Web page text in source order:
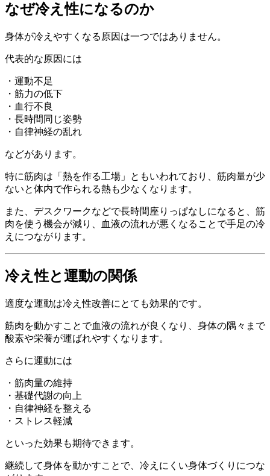
なぜ冷え性になるのか
身体が冷えやすくなる原因は一つではありません。
代表的な原因には
・運動不足
・筋力の低下
・血行不良
・長時間同じ姿勢
・自律神経の乱れ
などがあります。
特に筋肉は「熱を作る工場」ともいわれており、筋肉量が少
ないと体内で作られる熱も少なくなります。
また、デスクワークなどで長時間座りっぱなしになると、筋
肉を使う機会が減り、血液の流れが悪くなることで手足の冷
えにつながります。
冷え性と運動の関係
適度な運動は冷え性改善にとても効果的です。
筋肉を動かすことで血液の流れが良くなり、身体の隅々まで
酸素や栄養が運ばれやすくなります。
さらに運動には
・筋肉量の維持
・基礎代謝の向上
・自律神経を整える
・ストレス軽減
といった効果も期待できます。
継続して身体を動かすことで、冷えにくい身体づくりにつな